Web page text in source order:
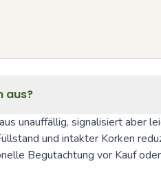
aus?
unauffällig, signalisiert aber
und intakter Korken
Begutachtung vor Kauf